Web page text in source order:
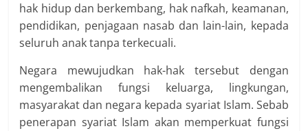
hak hidup dan berkembang, hak nafkah, keamanan,
pendidikan, penjagaan nasab dan lain-lain, kepada
seluruh anak tanpa terkecuali.
Negara mewujudkan hak-hak tersebut dengan
mengembalikan fungsi keluarga, lingkungan,
masyarakat dan negara kepada syariat Islam. Sebab
penerapan syariat Islam akan memperkuat fungsi